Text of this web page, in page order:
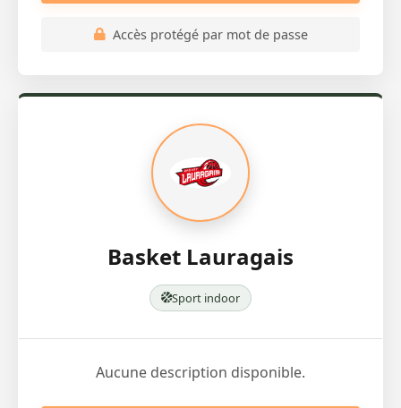
Accès protégé par mot de passe
Basket Lauragais
Sport indoor
Aucune description disponible.